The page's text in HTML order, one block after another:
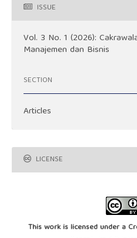
ISSUE
Vol. 3 No. 1 (2026):
Manajemen dan Bisnis
SECTION
Articles
LICENSE
This work is licensed under a